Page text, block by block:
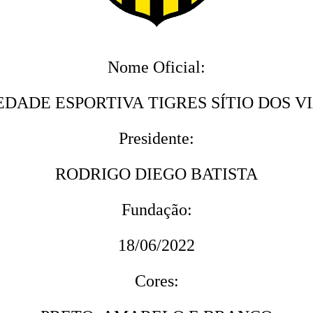
Nome Oficial:
ESPORTIVA TIGRES SÍTIO DOS
Presidente:
RODRIGO DIEGO BATISTA
Fundação:
18/06/2022
Cores: